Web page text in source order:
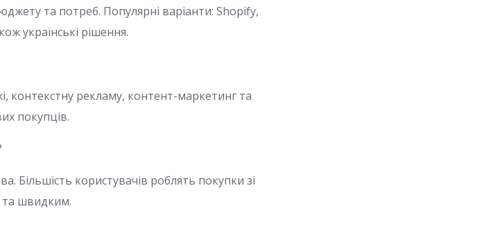
та потреб. Популярні варіанти: Shopify,
українські рішення.
контекстну рекламу, контент-маркетинг та
покупців.
Більшість користувачів роблять покупки зі
та швидким.